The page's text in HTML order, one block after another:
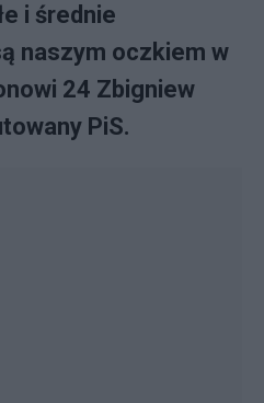
i średnie
naszym oczkiem w
24 Zbigniew
PiS.